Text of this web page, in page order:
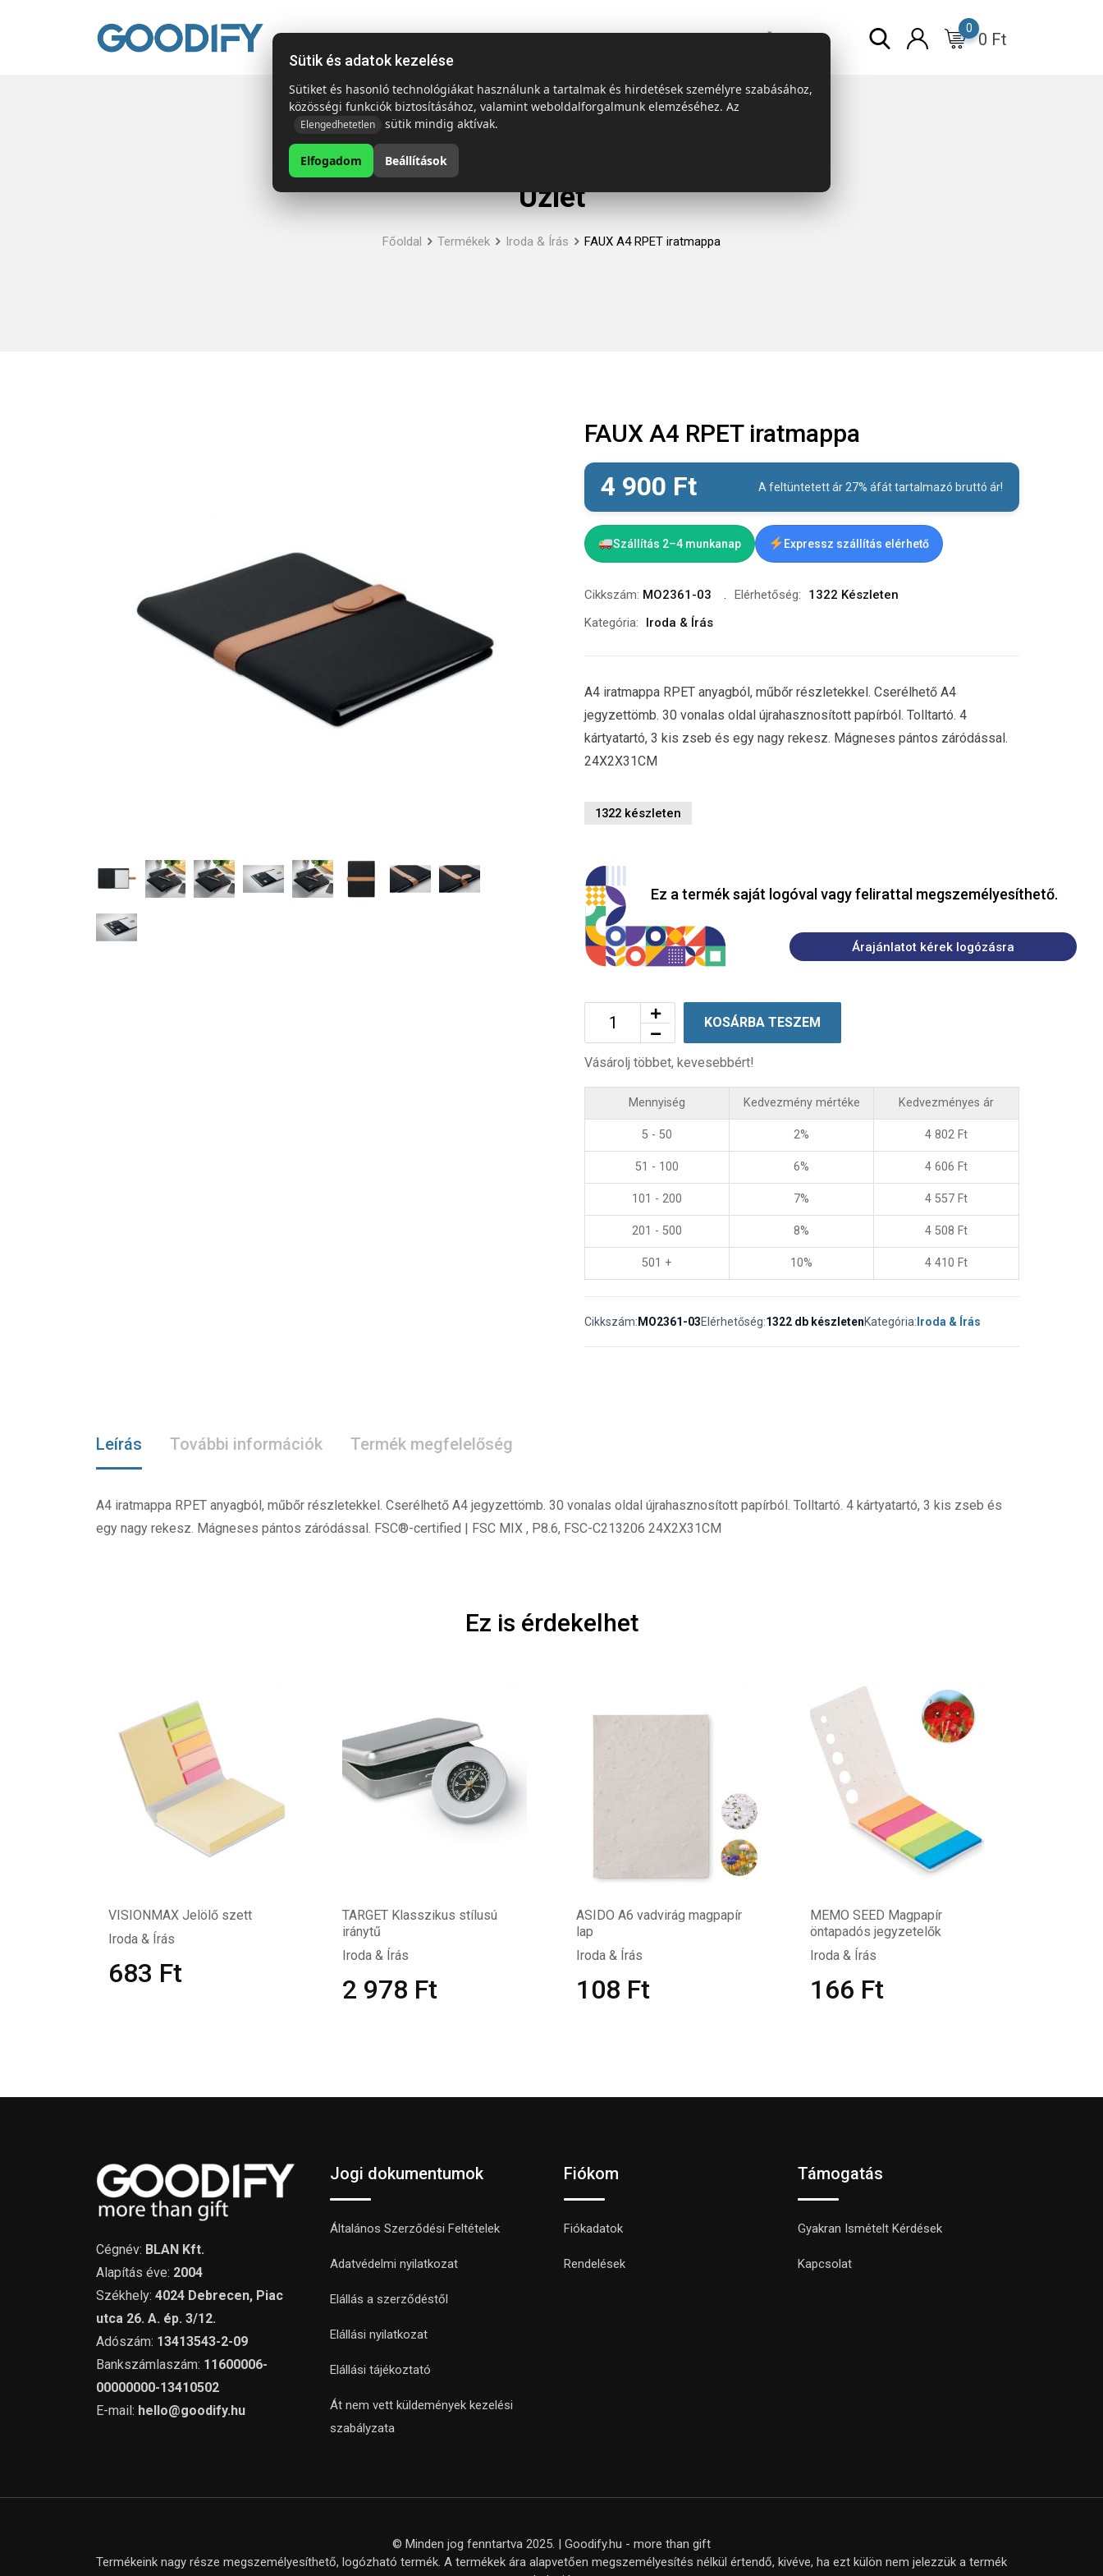
Kezdőlap Termékek Emblémázás és szállítás Tech = Kedvező ár ESG 0 Ft
0
Üzlet
Főoldal Termékek Iroda & Írás FAUX A4 RPET iratmappa
FAUX A4 RPET iratmappa
4 900 Ft A feltüntetett ár 27% áfát tartalmazó bruttó ár!
Szállítás 2–4 munkanap Expressz szállítás elérhető
Cikkszám: MO2361-03 Elérhetőség:
1322 Készleten
Kategória:
Iroda & Írás
A4 iratmappa RPET anyagból, műbőr részletekkel. Cserélhető A4
jegyzettömb. 30 vonalas oldal újrahasznosított papírból. Tolltartó. 4
kártyatartó, 3 kis zseb és egy nagy rekesz. Mágneses pántos záródással.
24X2X31CM
1322 készleten
Ez a termék saját logóval vagy felirattal megszemélyesíthető.
Árajánlatot kérek logózásra
KOSÁRBA TESZEM
Vásárolj többet, kevesebbért!
Mennyiség Kedvezmény mértéke Kedvezményes ár
5 - 50 2% 4 802 Ft
51 - 100 6% 4 606 Ft
101 - 200 7% 4 557 Ft
201 - 500 8% 4 508 Ft
501 + 10% 4 410 Ft
Cikkszám: MO2361-03Elérhetőség:1322 db készletenKategória: Iroda & Írás
Leírás További információk Termék megfelelőség
A4 iratmappa RPET anyagból, műbőr részletekkel. Cserélhető A4 jegyzettömb. 30 vonalas oldal újrahasznosított papírból. Tolltartó. 4 kártyatartó, 3 kis zseb és
egy nagy rekesz. Mágneses pántos záródással. FSC®-certified | FSC MIX , P8.6, FSC-C213206 24X2X31CM
Ez is érdekelhet
VISIONMAX Jelölő szett
Iroda & Írás
683 Ft
TARGET Klasszikus stílusú
iránytű
Iroda & Írás
2 978 Ft
ASIDO A6 vadvirág magpapír
lap
Iroda & Írás
108 Ft
MEMO SEED Magpapír
öntapadós jegyzetelők
Iroda & Írás
166 Ft
Cégnév: BLAN Kft.
Alapítás éve: 2004
Székhely: 4024 Debrecen, Piac
utca 26. A. ép. 3/12.
Adószám: 13413543-2-09
Bankszámlaszám: 11600006-
00000000-13410502
E-mail: hello@goodify.hu
Jogi dokumentumok
Általános Szerződési Feltételek
Adatvédelmi nyilatkozat
Elállás a szerződéstől
Elállási nyilatkozat
Elállási tájékoztató
Át nem vett küldemények kezelési
szabályzata
Fiókom
Fiókadatok
Rendelések
Támogatás
Gyakran Ismételt Kérdések
Kapcsolat
© Minden jog fenntartva 2025. | Goodify.hu - more than gift
Termékeink nagy része megszemélyesíthető, logózható termék. A termékek ára alapvetően megszemélyesítés nélkül értendő, kivéve, ha ezt külön nem jelezzük a termék
Sütik és adatok kezelése
Sütiket és hasonló technológiákat használunk a tartalmak és hirdetések személyre szabásához,
közösségi funkciók biztosításához, valamint weboldalforgalmunk elemzéséhez. Az
Elengedhetetlen sütik mindig aktívak.
Elfogadom Beállítások